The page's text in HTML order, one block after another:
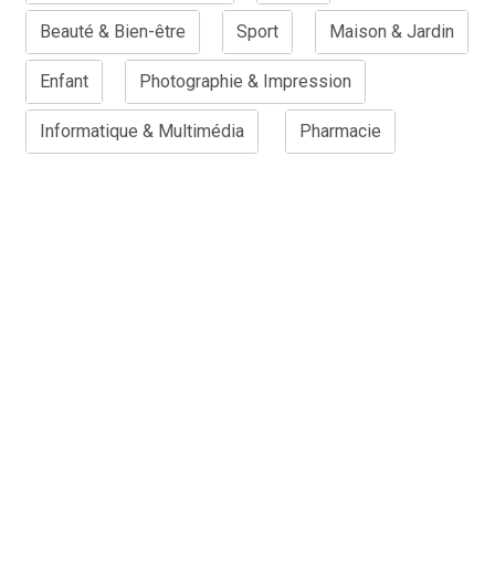
Beauté & Bien-être Sport Maison & Jardin
Enfant Photographie & Impression
Informatique & Multimédia Pharmacie